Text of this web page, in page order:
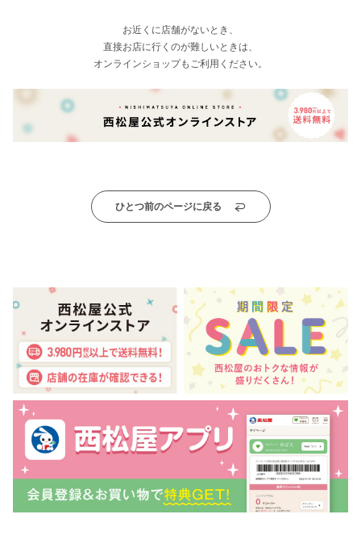
お近くに店舗がないとき、
直接お店に行くのが難しいときは、
オンラインショップもご利用ください。
ひとつ前のページに戻る